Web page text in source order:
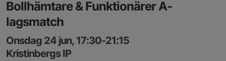
Bollhämtare & Funktionärer A-
lagsmatch
Onsdag 24 jun, 17:30-21:15
Kristinbergs IP